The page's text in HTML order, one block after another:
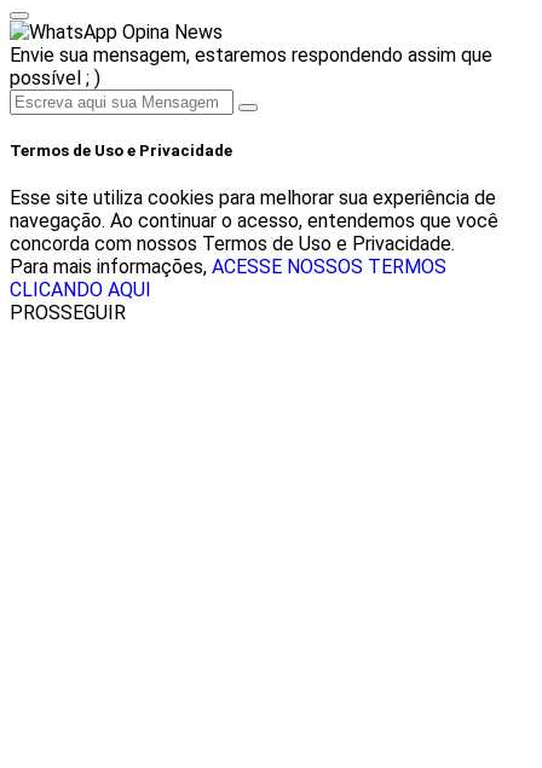
Opina News
Envie sua mensagem, estaremos respondendo assim que
possível ; )
Termos de Uso e Privacidade
Esse site utiliza cookies para melhorar sua experiência de
navegação. Ao continuar o acesso, entendemos que você
concorda com nossos Termos de Uso e Privacidade.
Para mais informações, ACESSE NOSSOS TERMOS
CLICANDO AQUI
PROSSEGUIR